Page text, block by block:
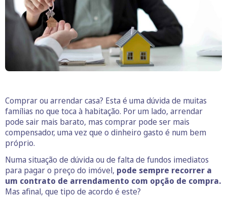
Comprar ou arrendar casa? Esta é uma dúvida de muitas
famílias no que toca à habitação. Por um lado, arrendar
pode sair mais barato, mas comprar pode ser mais
compensador, uma vez que o dinheiro gasto é num bem
próprio.
Numa situação de dúvida ou de falta de fundos imediatos
para pagar o preço do imóvel, pode sempre recorrer a
um contrato de arrendamento com opção de compra.
Mas afinal, que tipo de acordo é este?